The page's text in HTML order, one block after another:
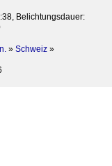
Belichtungsdauer:
» Schweiz »